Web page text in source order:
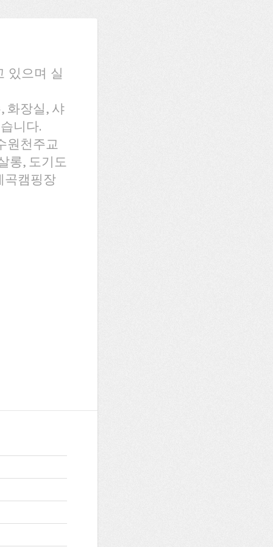
있으며 실
화장실, 샤
니다.
원천주교
롱, 도기도
곡캠핑장